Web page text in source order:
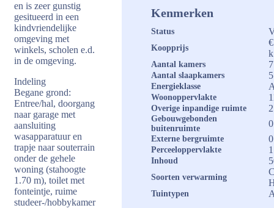
en is zeer gunstig
gesitueerd in een
kindvriendelijke
omgeving met
winkels, scholen e.d.
in de omgeving.
Indeling
Begane grond:
Entree/hal, doorgang
naar garage met
aansluiting
wasapparatuur en
trapje naar souterrain
onder de gehele
woning (stahoogte
1.70 m), toilet met
fonteintje, ruime
studeer-/hobbykamer
Kenmerken
Status
Koopprijs
Aantal kamers 7
Aantal slaapkamers 5
Energieklasse
Woonoppervlakte
Overige inpandige ruimte
Gebouwgebonden
buitenruimte
Externe bergruimte
Perceeloppervlakte
Inhoud
Soorten verwarming
Tuintypen